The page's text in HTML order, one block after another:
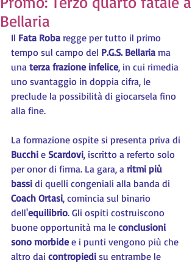
Bellaria
Il Fata Roba regge per tutto il primo
tempo sul campo del P.G.S. Bellaria ma
una terza frazione infelice, in cui rimedia
uno svantaggio in doppia cifra, le
preclude la possibilità di giocarsela fino
alla fine.
La formazione ospite si presenta priva di
Bucchi e Scardovi, iscritto a referto solo
per onor di firma. La gara, a ritmi più
bassi di quelli congeniali alla banda di
Coach Ortasi, comincia sul binario
dell'equilibrio. Gli ospiti costruiscono
buone opportunità ma le conclusioni
sono morbide e i punti vengono più che
altro dai contropiedi su entrambe le